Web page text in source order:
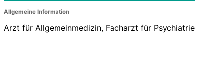
Allgemeine Information
Arzt für Allgemeinmedizin, Facharzt für Psychiatrie